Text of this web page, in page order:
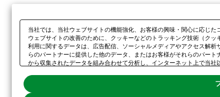
当社では、当社ウェブサイトの機能強化、お客様の興味・関心に応じ
ウェブサイトの改善のために、クッキーなどのトラッキング技術（ク
利用に関するデータは、広告配信、ソーシャルメディアやアクセス解
らのパートナーに提供した他のデータ、またはお客様がそれらのパー
から収集されたデータを組み合わせて分析し、インターネット上で当
「プラ